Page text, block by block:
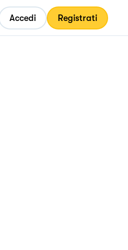
Accedi Registrati